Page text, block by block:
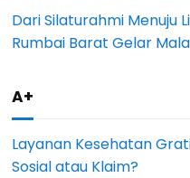
Dari Silaturahmi Menuju
Rumbai Barat Gelar
A+
Layanan Kesehatan
Sosial atau Klaim?